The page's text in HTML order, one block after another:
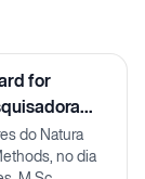
for
do Natura
no dia